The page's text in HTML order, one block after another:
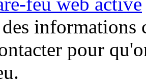
informations
pour